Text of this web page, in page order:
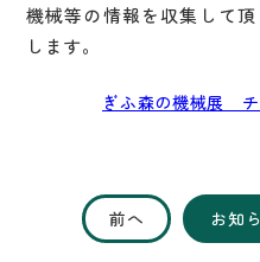
機械等の情報を収集して
します。
ぎふ森の機械展
前へ お知